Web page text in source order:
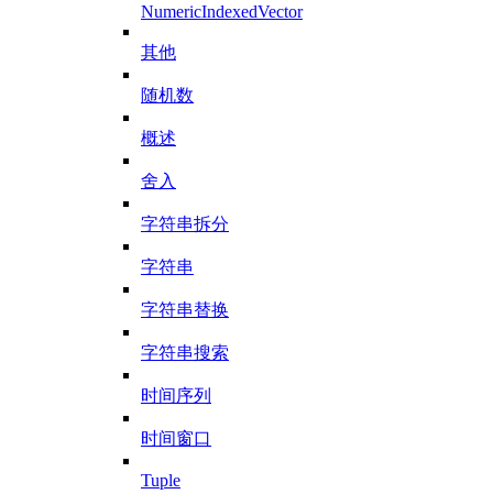
NumericIndexedVector
其他
随机数
概述
舍入
字符串拆分
字符串
字符串替换
字符串搜索
时间序列
时间窗口
Tuple